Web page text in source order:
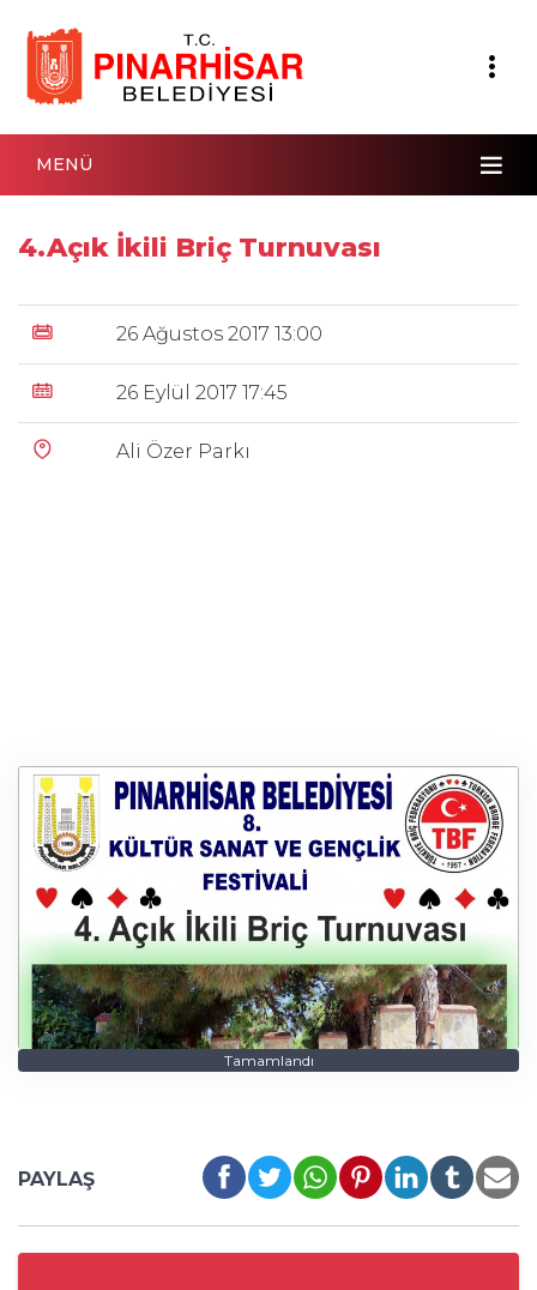
MENÜ
4.Açık İkili Briç Turnuvası
26 Ağustos 2017 13:00
26 Eylül 2017 17:45
Ali Özer Parkı
Tamamlandı
PAYLAŞ